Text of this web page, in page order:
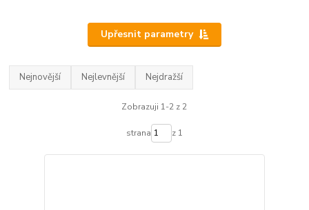
Upřesnit parametry
Nejnovější Nejlevnější Nejdražší
Zobrazuji 1-2 z 2
strana z 1